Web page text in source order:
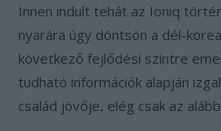
Innen indult tehát az Ioniq
nyarára úgy döntsön a dél-
következő fejlődési szintre
tudható információk alapján
család jövője, elég csak az